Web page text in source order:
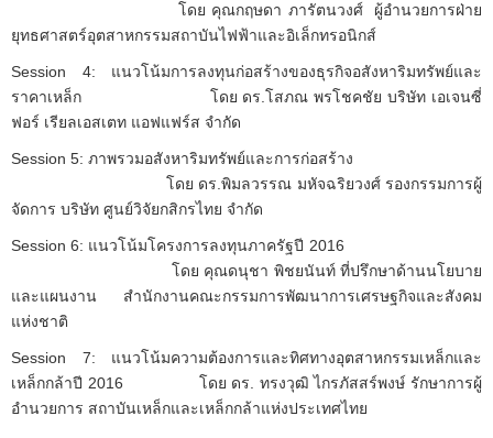
โดย คุณกฤษดา ภารัตนวงศ์ ผู้อำนวยการฝ่าย
ยุทธศาสตร์อุตสาหกรรมสถาบันไฟฟ้าและอิเล็กทรอนิกส์
Session 4: แนวโน้มการลงทุนก่อสร้างของธุรกิจอสังหาริมทรัพย์และ
ราคาเหล็ก โดย ดร.โสภณ พรโชคชัย บริษัท เอเจนซี่
ฟอร์ เรียลเอสเตท แอฟแฟร์ส จำกัด
Session 5: ภาพรวมอสังหาริมทรัพย์และการก่อสร้าง
โดย ดร.พิมลวรรณ มหัจฉริยวงศ์ รองกรรมการผู้
จัดการ บริษัท ศูนย์วิจัยกสิกรไทย จำกัด
Session 6: แนวโน้มโครงการลงทุนภาครัฐปี 2016
โดย คุณดนุชา พิชยนันท์ ที่ปรึกษาด้านนโยบาย
และแผนงาน สำนักงานคณะกรรมการพัฒนาการเศรษฐกิจและสังคม
แห่งชาติ
Session 7: แนวโน้มความต้องการและทิศทางอุตสาหกรรมเหล็กและ
เหล็กกล้าปี 2016 โดย ดร. ทรงวุฒิ ไกรภัสสร์พงษ์ รักษาการผู้
อำนวยการ สถาบันเหล็กและเหล็กกล้าแห่งประเทศไทย